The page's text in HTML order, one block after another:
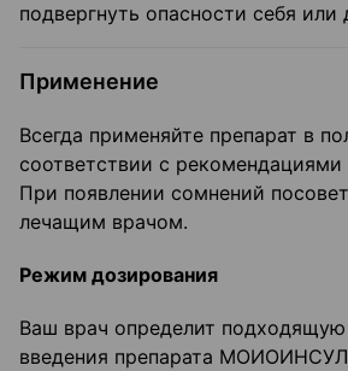
подвергнуть опасности себя или
Применение
Всегда применяйте препарат в
соответствии с рекомендациями
При появлении сомнений
лечащим врачом.
Режим дозирования
Ваш врач определит
введения препарата